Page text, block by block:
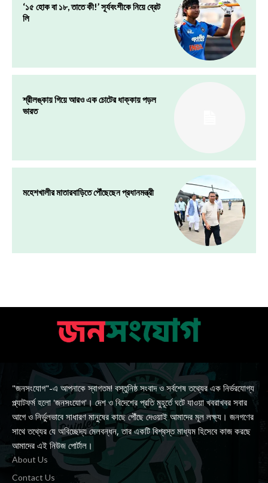
‘১৫ হোক বা ১৮, তাতে কী!’ সূর্যবংশীকে নিয়ে ব্রেট
লি
শ্রীলঙ্কায় গিয়ে আরও এক চোটের ধাক্কায় পড়ল
ভারত
মহেশখালীর মাতারবাড়িতে পৌঁছেছেন প্রধানমন্ত্রী
"জনসংযোগ"-এ আপনাকে স্বাগতম! বস্তুনিষ্ঠ সংবাদ ও সর্বশেষ তথ্যের এক নির্ভরযোগ্য
প্ল্যাটফর্ম হলো 'জনসংযোগ'। দেশ ও বিদেশের প্রতি মুহূর্তে ঘটে যাওয়া খবরাখবর সবার
আগে ও নির্ভুলভাবে সাধারণ মানুষের কাছে পৌঁছে দেওয়াই আমাদের মূল লক্ষ্য। জনগণের
সাথে তথ্যের যে অবিচ্ছেদ্য মেলবন্ধন, তার একটি বিশ্বস্ত মাধ্যম হিসেবে কাজ করছে
আমাদের এই নিউজ পোর্টাল।
About Us
Contact Us